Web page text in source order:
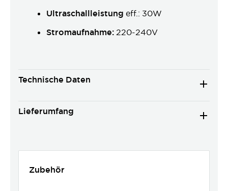
Ultraschallleistung eff.: 30W
Stromaufnahme: 220-240V
Technische Daten
Lieferumfang
Zubehör